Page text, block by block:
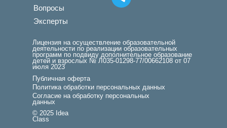
Вопросы
Эксперты
Лицензия на осуществление образовательной
деятельности по реализации образовательных
программ по подвиду дополнительное образование
детей и взрослых № Л035-01298-77/00662108 от 07
июля 2023
Публичная оферта
Политика обработки персональных данных
Согласие на обработку персональных
данных
© 2025 Idea
Class